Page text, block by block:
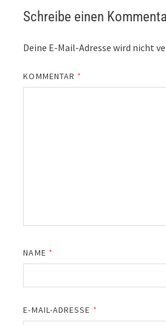
Schreibe einen
Deine E-Mail-Adresse wird nicht
KOMMENTAR *
NAME *
E-MAIL-ADRESSE *